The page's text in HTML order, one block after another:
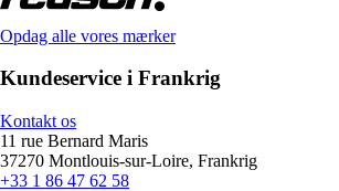
Opdag alle vores mærker
Kundeservice i Frankrig
Kontakt os
11 rue Bernard Maris
37270 Montlouis-sur-Loire, Frankrig
+33 1 86 47 62 58